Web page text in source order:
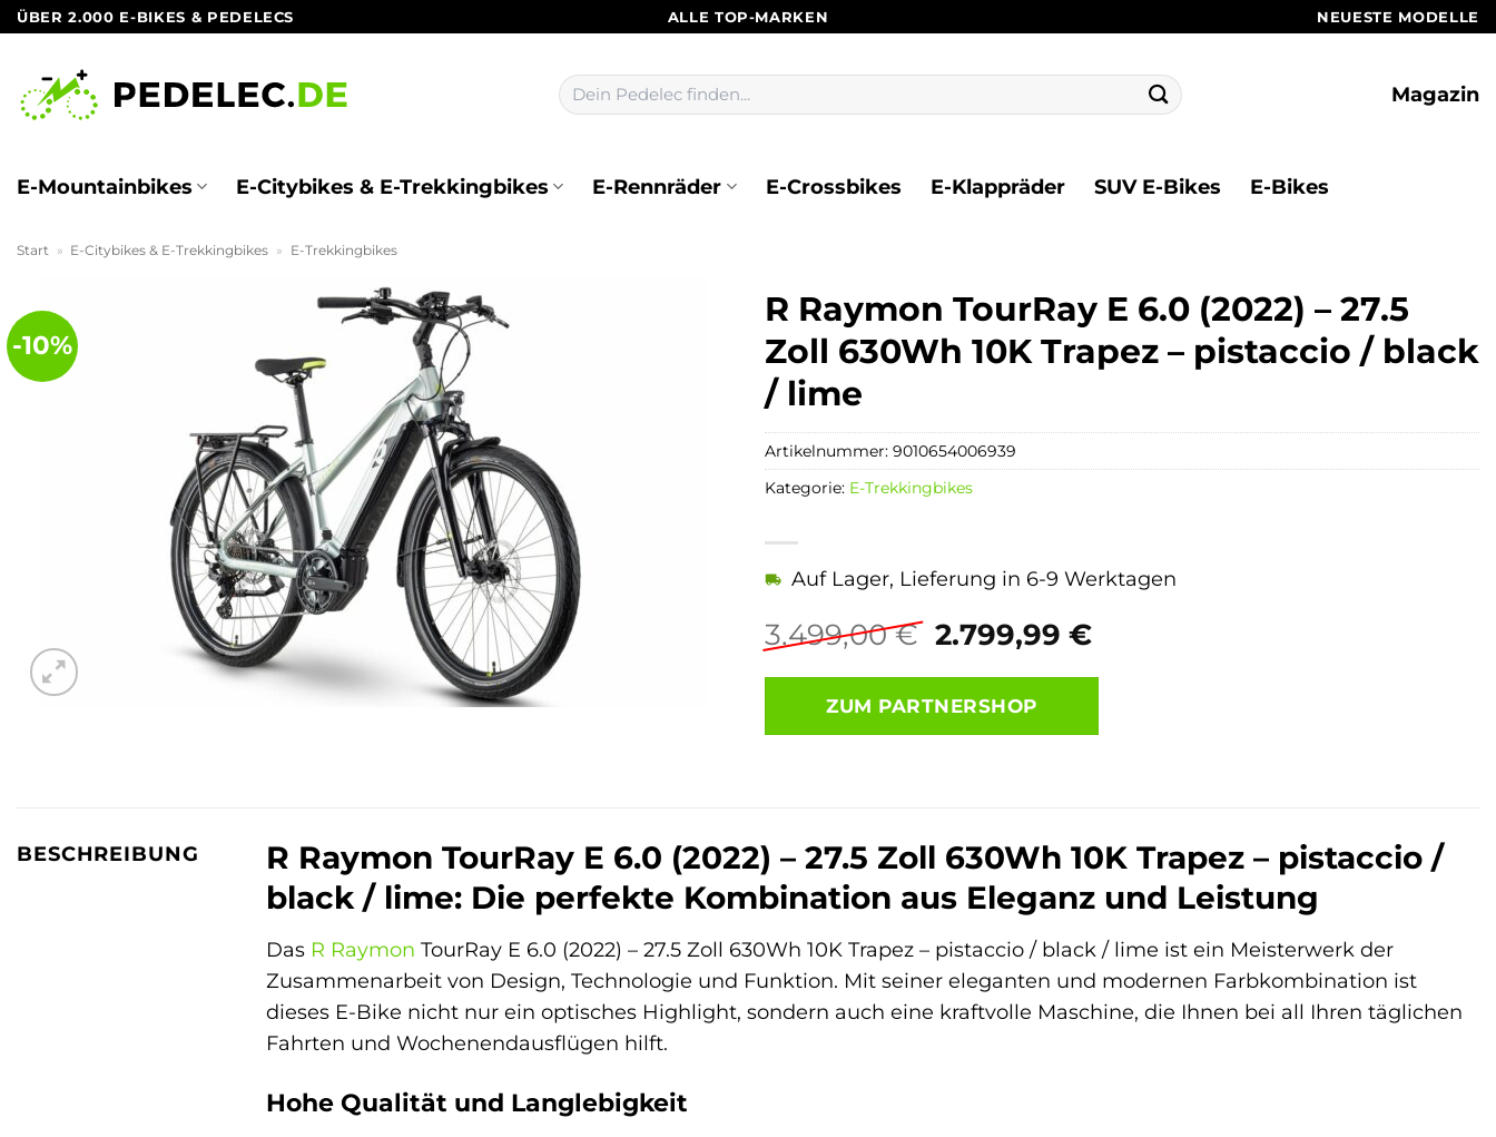
Zum
springen
ÜBER 2.000 E-BIKES & PEDELECS ALLE TOP-MARKEN NEUESTE MODELLE
Suchen
nach:
Magazin
E-Mountainbikes E-Citybikes & E-Trekkingbikes E-Rennräder E-Crossbikes E-Klappräder SUV E-Bikes E-Bikes
Start » E-Citybikes & E-Trekkingbikes » E-Trekkingbikes
-10%
R Raymon TourRay E 6.0 (2022) – 27.5
Zoll 630Wh 10K Trapez – pistaccio / black
/ lime
3.499,00€ Ursprünglicher
war:
3.499,00 €
2.799,99 €Aktueller
Auf Lager, Lieferung in 6-9 Werktagen
ZUM PARTNERSHOP
Artikelnummer: 9010654006939
Kategorie: E-Trekkingbikes
BESCHREIBUNG
R Raymon TourRay E 6.0 (2022) – 27.5 Zoll 630Wh 10K Trapez – pistaccio /
black / lime: Die perfekte Kombination aus Eleganz und Leistung
Das R Raymon TourRay E 6.0 (2022) – 27.5 Zoll 630Wh 10K Trapez – pistaccio / black / lime ist ein Meisterwerk der
Zusammenarbeit von Design, Technologie und Funktion. Mit seiner eleganten und modernen Farbkombination ist
dieses E-Bike nicht nur ein optisches Highlight, sondern auch eine kraftvolle Maschine, die Ihnen bei all Ihren täglichen
Fahrten und Wochenendausflügen hilft.
Hohe Qualität und Langlebigkeit